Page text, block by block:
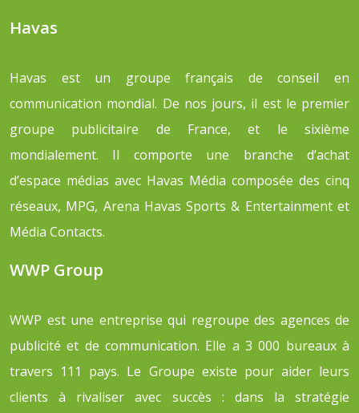
Havas
Havas est un groupe français de conseil en
communication mondial. De nos jours, il est le premier
groupe publicitaire de France, et le sixième
mondialement. Il comporte une branche d’achat
d’espace médias avec Havas Média composée des cinq
réseaux, MPG, Arena Havas Sports & Entertainment et
Média Contacts.
WWP Group
WWP est une entreprise qui regroupe des agences de
publicité et de communication. Elle a 3 000 bureaux à
travers 111 pays. Le Groupe existe pour aider leurs
clients à rivaliser avec succès : dans la stratégie